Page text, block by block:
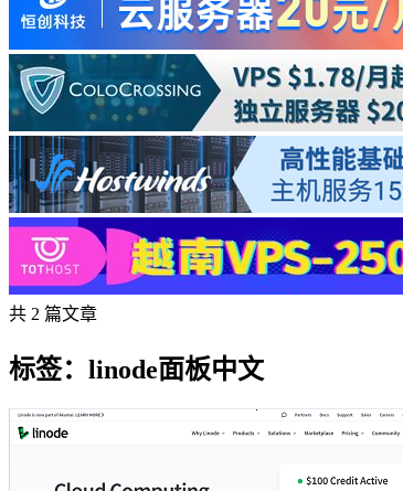
共 2 篇文章
标签：linode面板中文